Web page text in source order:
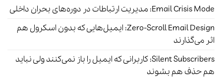
Email Crisis Mode: مدیریت ارتباطات در دوره‌های بحران داخلی
Zero-Scroll Email Design: ایمیل‌هایی که بدون اسکرول هم
اثر می‌گذارند
Silent Subscribers: کاربرانی که ایمیل را باز نمی‌کنند ولی نباید
هم حذف هم بشوند